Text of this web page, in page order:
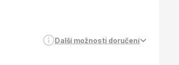
Další možnosti doručení